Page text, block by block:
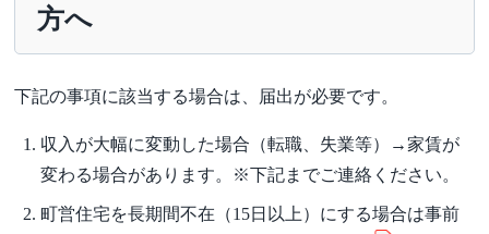
方へ
下記の事項に該当する場合は、届出が必要です。
収入が大幅に変動した場合（転職、失業等）→家賃が
変わる場合があります。※下記までご連絡ください。
町営住宅を長期間不在（15日以上）にする場合は事前